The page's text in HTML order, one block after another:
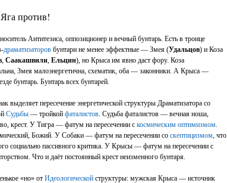
против!
Антитезиса, оппозиционер и вечный бунтарь. Есть в троице
драматизаторов бунтари не менее эффектные — Змея (Удальцов) и Коза
, Саакашвили, Ельцин), но Крыса им явно даст фору. Коза
Змея малоэнергетична, схематик, оба — законники. А Крыса —
бунтарь. Бунтарь всех бунтарей.
выделяет пересечение энергетической структуры Драматизатора со
Судьбы — тройкой фаталистов. Судьба фаталистов — вечная ноша,
крест. У Тигра — фатум на пересечении с космическим оптимизмом.
Божий. У Собаки — фатум на пересечении со скептицизмом, что
социально пассивного критика. У Крысы — фатум на пересечении с
Что и даёт постоянный крест неизменного бунтаря.
«но» от Идеологической структуры: мужская Крыса — источник